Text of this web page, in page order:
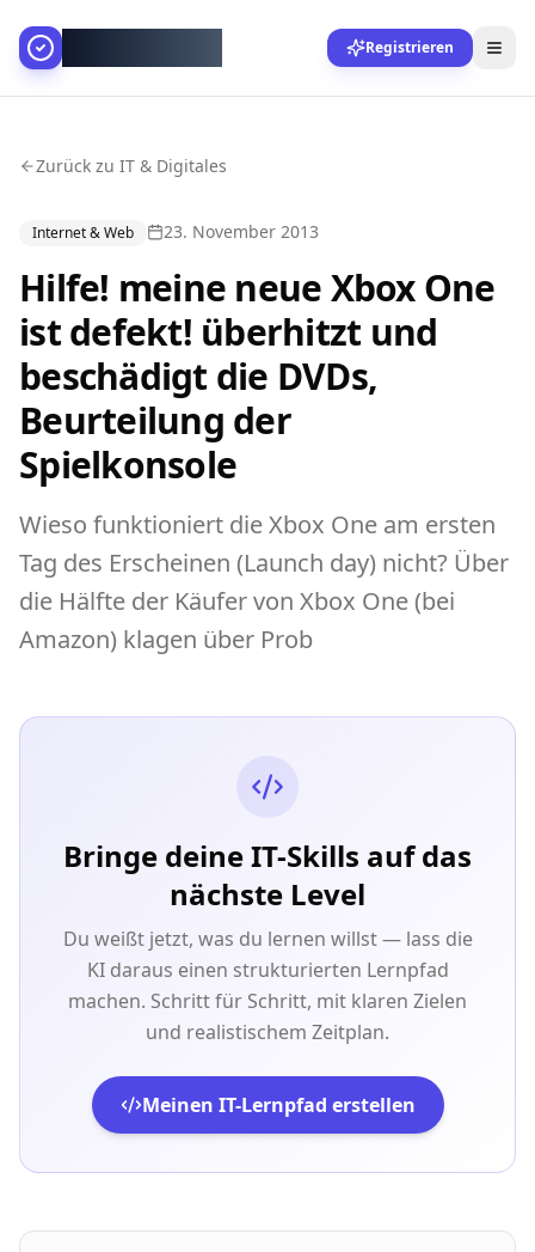
Registrieren
Zurück zu IT & Digitales
Internet & Web 23. November 2013
Hilfe! meine neue Xbox One
ist defekt! überhitzt und
beschädigt die DVDs,
Beurteilung der
Spielkonsole
Wieso funktioniert die Xbox One am ersten
Tag des Erscheinen (Launch day) nicht? Über
die Hälfte der Käufer von Xbox One (bei
Amazon) klagen über Prob
Bringe deine IT-Skills auf das
nächste Level
Du weißt jetzt, was du lernen willst — lass die
KI daraus einen strukturierten Lernpfad
machen. Schritt für Schritt, mit klaren Zielen
und realistischem Zeitplan.
Meinen IT-Lernpfad erstellen